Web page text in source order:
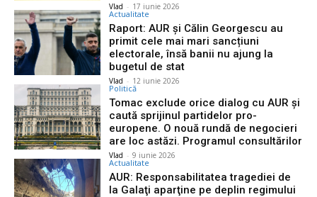
Vlad - 17 iunie 2026
Actualitate
Raport: AUR și Călin Georgescu au
primit cele mai mari sancțiuni
electorale, însă banii nu ajung la
bugetul de stat
Vlad - 12 iunie 2026
Politică
Tomac exclude orice dialog cu AUR și
caută sprijinul partidelor pro-
europene. O nouă rundă de negocieri
are loc astăzi. Programul consultărilor
Vlad - 9 iunie 2026
Actualitate
AUR: Responsabilitatea tragediei de
la Galaţi aparţine pe deplin regimului